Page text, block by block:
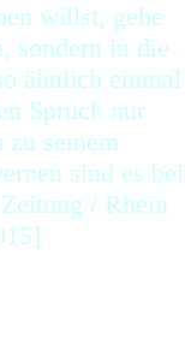
willst, gehe
sondern in die
ähnlich einmal
Spruch nur
zu seinem
sind es bei
/ Rhein